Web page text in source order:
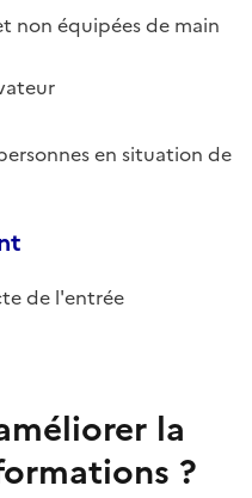
non équipées de main
en situation de
de l'entrée
la
?